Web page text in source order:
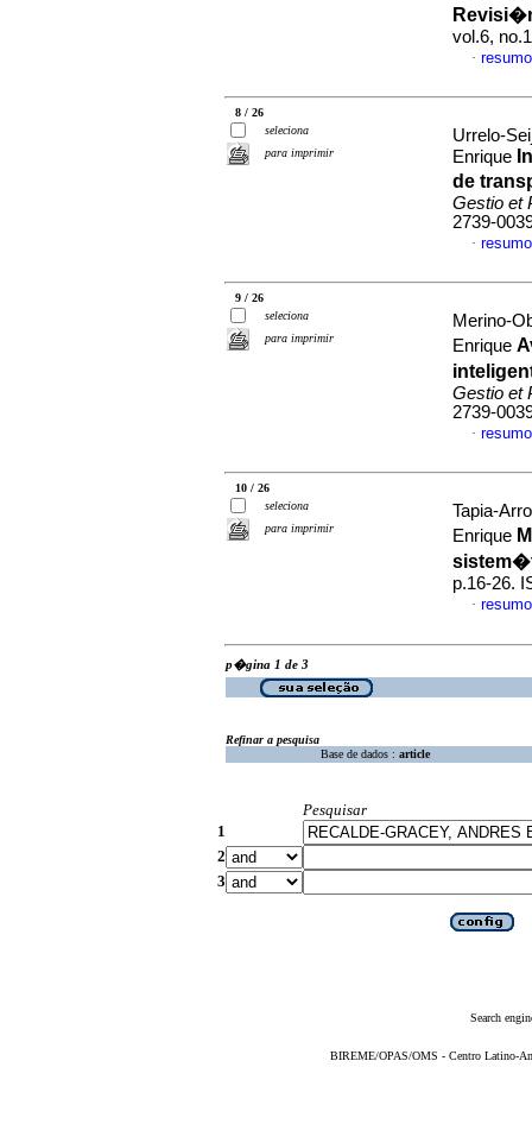
vol.6,
·
8 / 26
seleciona
para imprimir
Urrelo-
Enrique
de
Gestio et
2739-
·
9 / 26
seleciona
para imprimir
Merino-
Enrique
Gestio et
2739-
·
10 / 26
seleciona
para imprimir
Tapia-
Enrique
p.16-26.
·
p�gina 1 de 3
Refinar a pesquisa
Base de dados : article
Pesquisar
1
2
3
Search
BIREME/OPAS/OMS - Centro Latino-